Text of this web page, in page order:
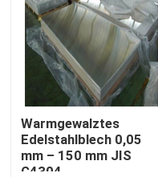
Produkte
Videos
Über uns
Fabrik-Ausflug
Warmgewalztes
Edelstahlblech 0,05
mm – 150 mm JIS
G4304